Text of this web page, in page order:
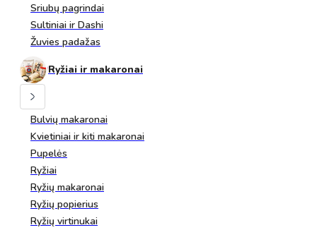
Sriubų pagrindai
Sultiniai ir Dashi
Žuvies padažas
Ryžiai ir makaronai
Bulvių makaronai
Kvietiniai ir kiti makaronai
Pupelės
Ryžiai
Ryžių makaronai
Ryžių popierius
Ryžių virtinukai